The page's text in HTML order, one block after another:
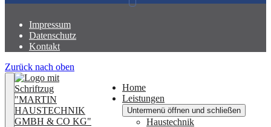
Impressum
Datenschutz
Kontakt
Zurück nach oben
Home
Leistungen
Untermenü öffnen und schließen
Haustechnik